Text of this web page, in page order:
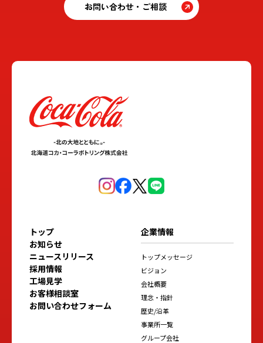
お問い合わせ・ご相談
トップ
お知らせ
ニュースリリース
採用情報
工場見学
お客様相談室
お問い合わせフォーム
企業情報
トップメッセージ
ビジョン
会社概要
理念・指針
歴史/沿革
事業所一覧
グループ会社